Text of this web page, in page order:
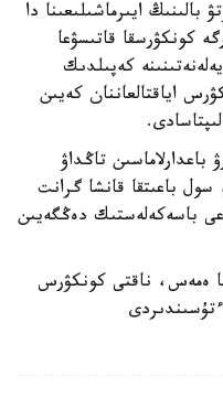
بالىنىڭ ايىرماشىلىعىنا دا
كونكۋرسقا قاتىسۋعا
كەپىلدىك
اياقتالعاننان كەيىن
تاڭداۋ
باعىتقا قانشا گرانت
باسەكەلەستىك دەڭگەيىن
ەمەس، ناقتى كونكۋرس